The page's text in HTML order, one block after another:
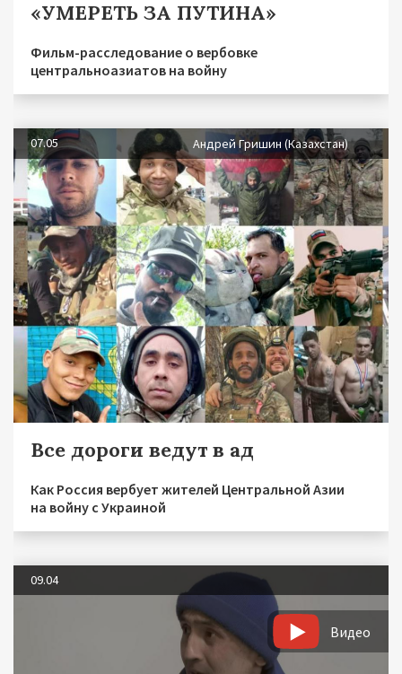
«УМЕРЕТЬ ЗА ПУТИНА»
Фильм-расследование о вербовке
центральноазиатов на войну
07.05 Андрей Гришин (Казахстан)
Все дороги ведут в ад
Как Россия вербует жителей Центральной Азии
на войну с Украиной
09.04
Видео